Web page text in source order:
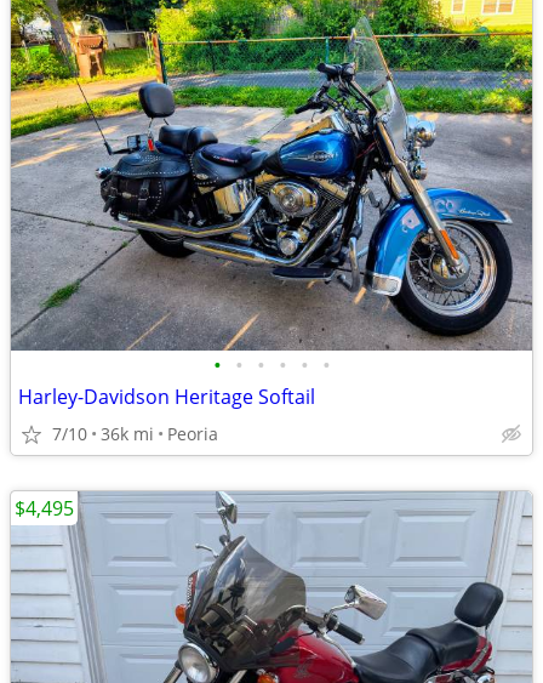
• • • • • •
Harley-Davidson Heritage Softail
7/10 36k mi Peoria
$4,495